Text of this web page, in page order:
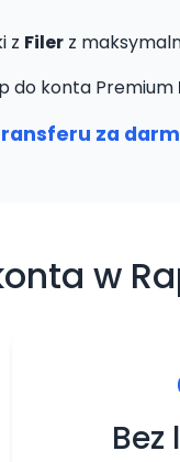
z Filer z
do konta Premium
za
w